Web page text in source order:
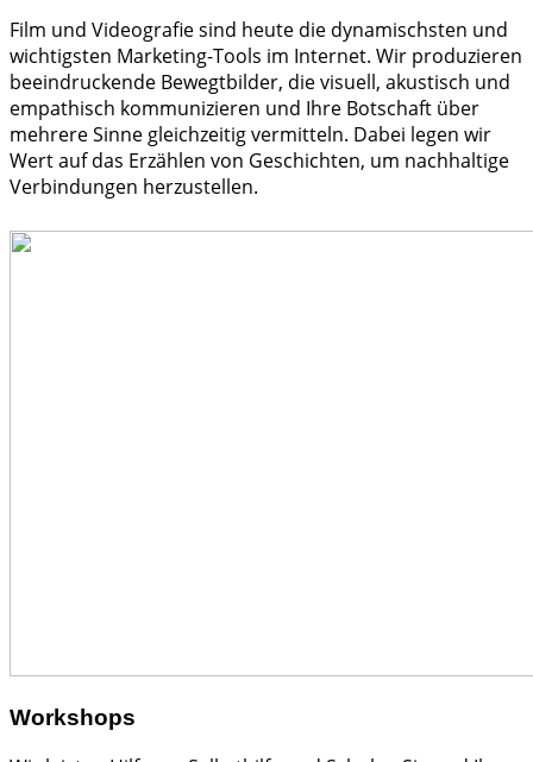
Film und Videografie sind heute die dynamischsten und
wichtigsten Marketing-Tools im Internet. Wir produzieren
beeindruckende Bewegtbilder, die visuell, akustisch und
empathisch kommunizieren und Ihre Botschaft über
mehrere Sinne gleichzeitig vermitteln. Dabei legen wir
Wert auf das Erzählen von Geschichten, um nachhaltige
Verbindungen herzustellen.
Workshops